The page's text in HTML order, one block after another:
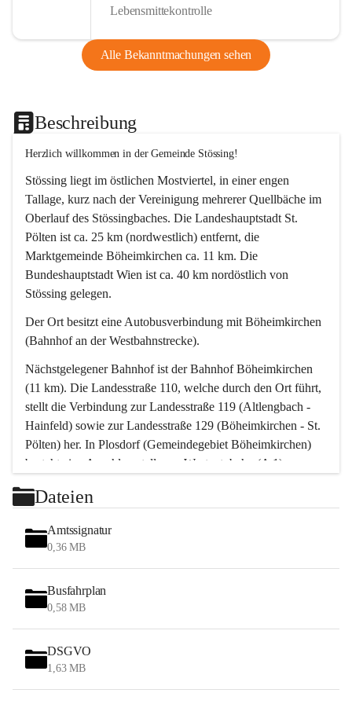
Lebensmittekontrolle
Alle Bekanntmachungen sehen
Beschreibung
Herzlich willkommen in der Gemeinde Stössing!
Stössing liegt im östlichen Mostviertel, in einer engen
Tallage, kurz nach der Vereinigung mehrerer Quellbäche im
Oberlauf des Stössingbaches. Die Landeshauptstadt St.
Pölten ist ca. 25 km (nordwestlich) entfernt, die
Marktgemeinde Böheimkirchen ca. 11 km. Die
Bundeshauptstadt Wien ist ca. 40 km nordöstlich von
Stössing gelegen.
Der Ort besitzt eine Autobusverbindung mit Böheimkirchen
(Bahnhof an der Westbahnstrecke).
Nächstgelegener Bahnhof ist der Bahnhof Böheimkirchen
(11 km). Die Landesstraße 110, welche durch den Ort führt,
stellt die Verbindung zur Landesstraße 119 (Altlengbach -
Hainfeld) sowie zur Landesstraße 129 (Böheimkirchen - St.
Pölten) her. In Plosdorf (Gemeindegebiet Böheimkirchen)
besteht eine Anschlussstelle zur Westautobahn (A 1).
Wien erreicht man in ca. 45 Minuten.
Stössing zählt noch zum Naherholungsraum Wien sowie
zum Naherholungsraum St. Pölten. Viele Bauernhöfe hatten
„ihre Wiener“. Seit 1960 bauten viele Wiener
Wochenendhäuser im Gemeindegebiet. Wegen des
waldreichen Jagdgebietes haben viele Jagdpächter ihre
Das Wandern ist aus touristischer Sicht die bedeutendste
Tätigkeit. Das hügelige Gebiet mit Wanderwegen durch
Wiesen, Wälder und Obstkulturen lädt dazu ein. Gefördert
Dateien
Amtssignatur
0,36 MB
Busfahrplan
0,58 MB
DSGVO
1,63 MB